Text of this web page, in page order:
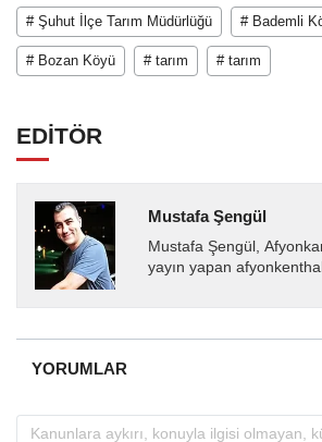
# Şuhut İlçe Tarım Müdürlüğü # Bademli
# Bozan Köyü # tarım # tarım
EDİTÖR
Mustafa Şengül
Mustafa Şengül,
yayın yapan
almakta, haber akışı...
YORUMLAR